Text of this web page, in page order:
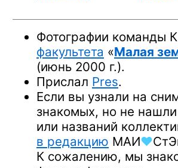
Фотографии команды
факультета «Малая
(июнь 2000 г.).
Прислал Pres.
Если вы узнали на
знакомых, но не нашли
или названий
в редакцию МАИ♥
К сожалению, мы